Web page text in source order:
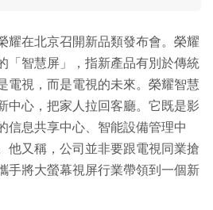
耀在北京召開新品類發布會。榮耀
「智慧屏」，指新產品有別於傳統
電視，而是電視的未來。榮耀智慧
中心，把家人拉回客廳。它既是影
信息共享中心、智能設備管理中
他又稱，公司並非要跟電視同業搶
手將大螢幕視屏行業帶領到一個新